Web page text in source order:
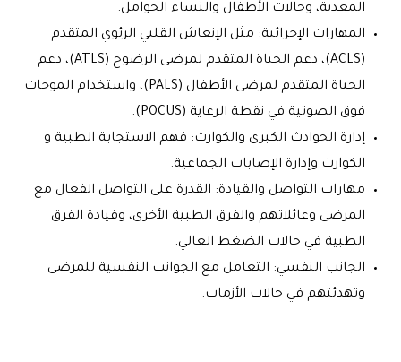
المعدية، وحالات الأطفال والنساء الحوامل.
المهارات الإجرائية: مثل الإنعاش القلبي الرئوي المتقدم
(ACLS)، دعم الحياة المتقدم لمرضى الرضوح (ATLS)، دعم
الحياة المتقدم لمرضى الأطفال (PALS)، واستخدام الموجات
فوق الصوتية في نقطة الرعاية (POCUS).
إدارة الحوادث الكبرى والكوارث: فهم الاستجابة الطبية و
الكوارث وإدارة الإصابات الجماعية.
مهارات التواصل والقيادة: القدرة على التواصل الفعال مع
المرضى وعائلاتهم والفرق الطبية الأخرى، وقيادة الفرق
الطبية في حالات الضغط العالي.
الجانب النفسي: التعامل مع الجوانب النفسية للمرضى
وتهدئتهم في حالات الأزمات.